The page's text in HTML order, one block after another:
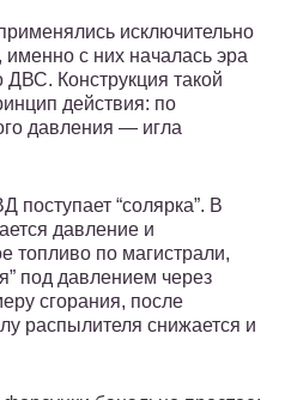
исключительно
именно с них началась эра
ДВС. Конструкция такой
действия: по
давления — игла
поступает “солярка”. В
давление и
топливо по магистрали,
под давлением через
сгорания, после
распылителя снижается и